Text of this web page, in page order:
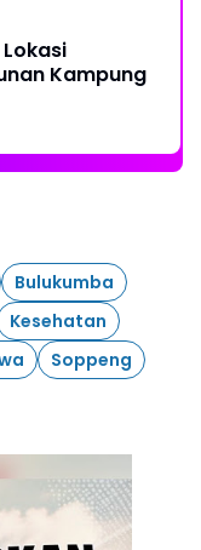
Kampung
Bulukumba
Kesehatan
Soppeng